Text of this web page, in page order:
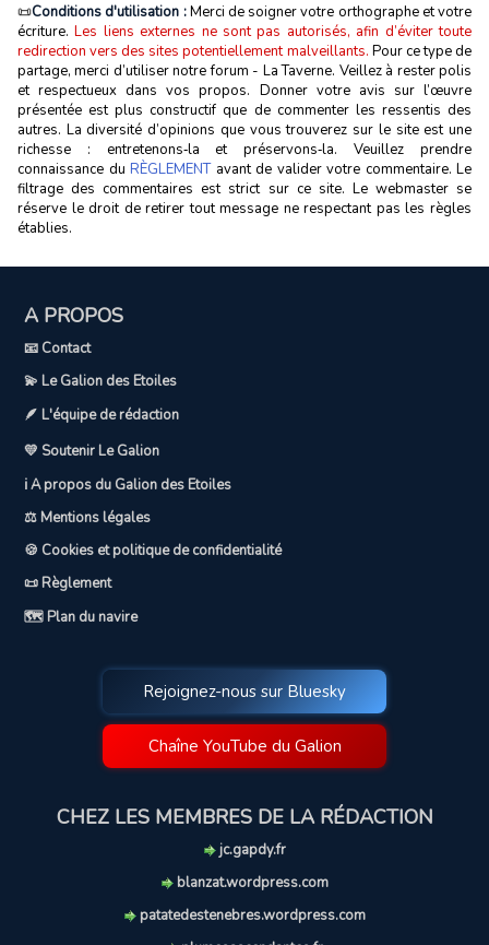
📜Conditions d'utilisation :Merci de soigner votre orthographe et votre
écriture.Les liens externes ne sont pas autorisés, afin d’éviter toute
redirection vers des sites potentiellement malveillants. Pour ce type de
partage, merci d’utiliser notre forum - La Taverne. Veillez à rester polis
et respectueux dans vos propos. Donner votre avis sur l’œuvre
présentée est plus constructif que de commenter les ressentis des
autres. La diversité d’opinions que vous trouverez sur le site est une
richesse : entretenons‑la et préservons‑la. Veuillez prendre
connaissance du RÈGLEMENTavant de valider votre commentaire. Le
filtrage des commentaires est strict sur ce site. Le webmaster se
réserve le droit de retirer tout message ne respectant pas les règles
établies.
A PROPOS
📧 Contact
💫 Le Galion des Etoiles
🪶 L'équipe de rédaction
💛 Soutenir Le Galion
ℹ️ A propos du Galion des Etoiles
⚖️ Mentions légales
🍪 Cookies et politique de confidentialité
📜 Règlement
🗺️ Plan du navire
Rejoignez-nous sur Bluesky
Chaîne YouTube du Galion
CHEZ LES MEMBRES DE LA RÉDACTION
jc.gapdy.fr
blanzat.wordpress.com
patatedestenebres.wordpress.com